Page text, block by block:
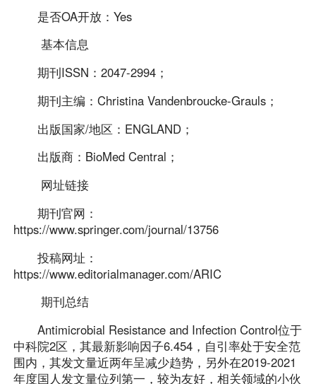
是否OA开放：Yes
基本信息
期刊ISSN：2047-2994；
期刊主编：Christina Vandenbroucke-Grauls；
出版国家/地区：ENGLAND；
出版商：BioMed Central；
网址链接
期刊官网：
https://www.springer.com/journal/13756
投稿网址：
https://www.editorialmanager.com/ARIC
期刊总结
Antimicrobial Resistance and Infection Control位于
中科院2区，其最新影响因子6.454，自引率处于安全范
围内，其发文量近两年呈减少趋势，另外在2019-2021
年度国人发文量位列第一，较为友好，相关领域的小伙